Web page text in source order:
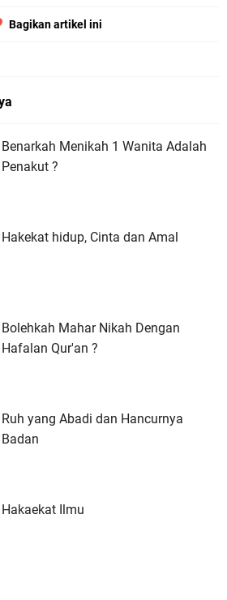
Bagikan artikel ini
Benarkah Menikah 1 Wanita Adalah
Penakut ?
Hakekat hidup, Cinta dan Amal
Bolehkah Mahar Nikah Dengan
Hafalan Qur'an ?
Ruh yang Abadi dan Hancurnya
Badan
Hakaekat Ilmu